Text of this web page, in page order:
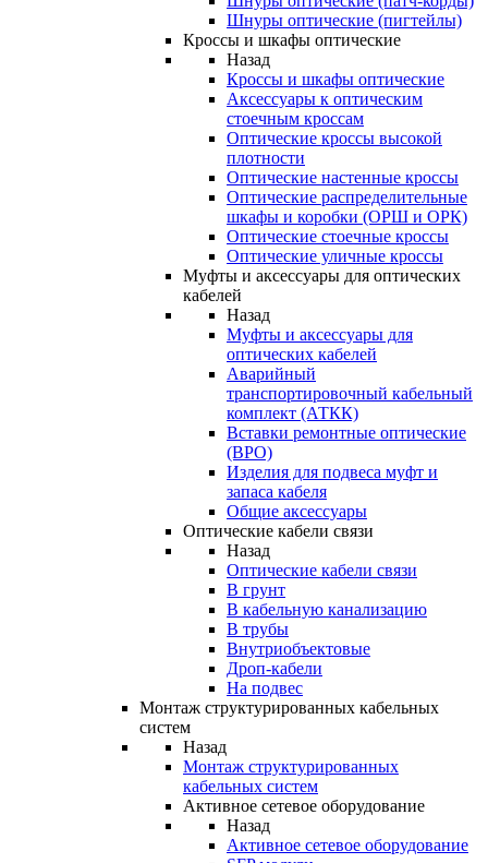
Шнуры оптические (пигтейлы)
Кроссы и шкафы оптические
Назад
Кроссы и шкафы оптические
Аксессуары к оптическим
стоечным кроссам
Оптические кроссы высокой
плотности
Оптические настенные кроссы
Оптические распределительные
шкафы и коробки (ОРШ и ОРК)
Оптические стоечные кроссы
Оптические уличные кроссы
Муфты и аксессуары для оптических
кабелей
Назад
Муфты и аксессуары для
оптических кабелей
Аварийный
транспортировочный кабельный
комплект (АТКК)
Вставки ремонтные оптические
(ВРО)
Изделия для подвеса муфт и
запаса кабеля
Общие аксессуары
Оптические кабели связи
Назад
Оптические кабели связи
В грунт
В кабельную канализацию
В трубы
Внутриобъектовые
Дроп-кабели
На подвес
Монтаж структурированных кабельных
систем
Назад
Монтаж структурированных
кабельных систем
Активное сетевое оборудование
Назад
Активное сетевое оборудование